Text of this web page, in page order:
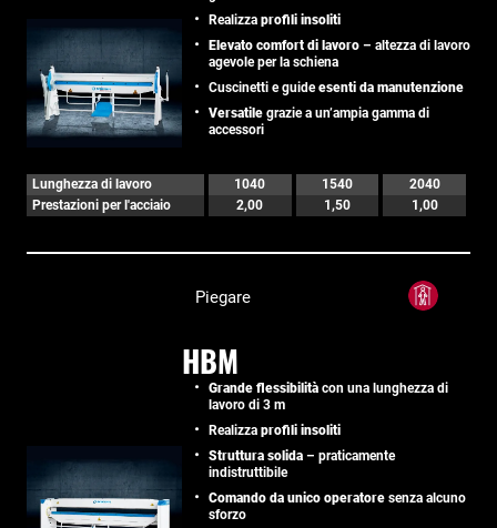
Realizza profili insoliti
Elevato comfort di lavoro – altezza di lavoro
agevole per la schiena
Cuscinetti e guideesenti da manutenzione
Versatile grazie a un’ampia gamma di
accessori
Lunghezza di lavoro 1040 1540
2040
Prestazioni per l'acciaio
2,00 1,50 1,00
Piegare
HBM
Grande flessibilità con una lunghezza di
lavoro di 3 m
Realizza profili insoliti
Struttura solida – praticamente
indistruttibile
Comando da unico operatore senza alcuno
sforzo